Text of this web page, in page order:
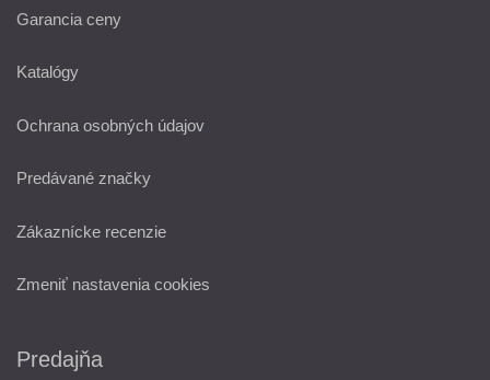
Garancia ceny
Katalógy
Ochrana osobných údajov
Predávané značky
Zákaznícke recenzie
Zmeniť nastavenia cookies
Predajňa